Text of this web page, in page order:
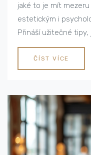
jaké to je mít
estetickým i
Přináší užitečné
zubní péče pro
malý 'nedostatek'
ČÍST VÍCE